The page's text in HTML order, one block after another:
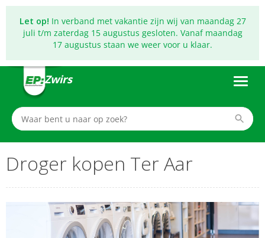
Let op! In verband met vakantie zijn wij van maandag 27
juli t/m zaterdag 15 augustus gesloten. Vanaf maandag
17 augustus staan we weer voor u klaar.
Zwirs
Droger kopen Ter Aar